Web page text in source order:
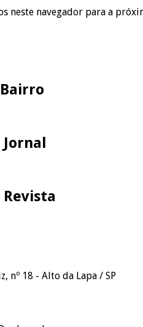
neste navegador para a
nº 18 - Alto da Lapa / SP